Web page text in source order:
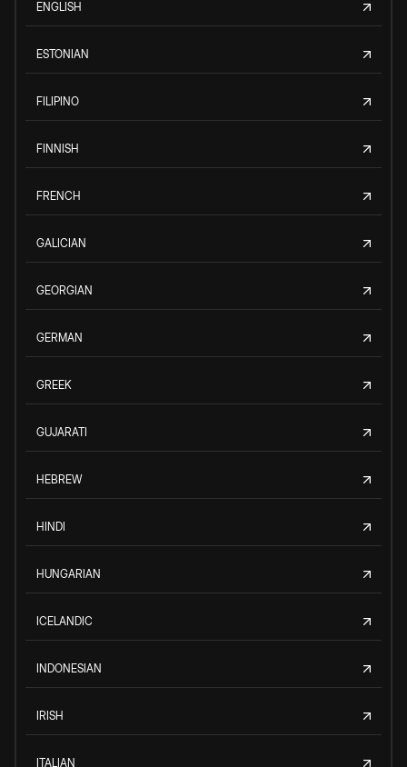
ENGLISH
ESTONIAN
FILIPINO
FINNISH
FRENCH
GALICIAN
GEORGIAN
GERMAN
GREEK
GUJARATI
HEBREW
HINDI
HUNGARIAN
ICELANDIC
INDONESIAN
IRISH
ITALIAN